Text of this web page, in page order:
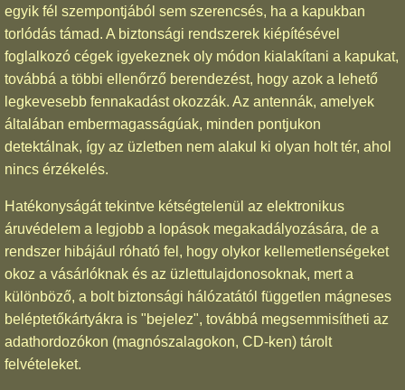
egyik fél szempontjából sem szerencsés, ha a kapukban
torlódás támad. A biztonsági rendszerek kiépítésével
foglalkozó cégek igyekeznek oly módon kialakítani a kapukat,
továbbá a többi ellenőrző berendezést, hogy azok a lehető
legkevesebb fennakadást okozzák. Az antennák, amelyek
általában embermagasságúak, minden pontjukon
detektálnak, így az üzletben nem alakul ki olyan holt tér, ahol
nincs érzékelés.
Hatékonyságát tekintve kétségtelenül az elektronikus
áruvédelem a legjobb a lopások megakadályozására, de a
rendszer hibájául róható fel, hogy olykor kellemetlenségeket
okoz a vásárlóknak és az üzlettulajdonosoknak, mert a
különböző, a bolt biztonsági hálózatától független mágneses
beléptetőkártyákra is "bejelez", továbbá megsemmisítheti az
adathordozókon (magnószalagokon, CD-ken) tárolt
felvételeket.